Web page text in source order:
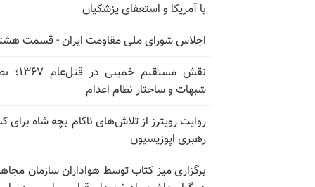
با آمریکا و استعفای پزشکیان
اجلاس شورای ملی مقاومت ایران - قسمت
نقش مستقیم خمینی
شبهات و ساختار نظام اعدام
روایت رویترز از تلاش‌های ناکام بچه شاه
رهبری اپوزیسیون
برگزاری میز کتاب توسط هواداران سازمان